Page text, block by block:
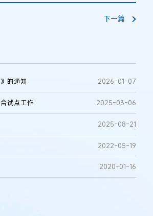
下一篇
的通知 2026-01-07
试点工作 2025-03-06
2025-08-21
2022-05-19
2020-01-16